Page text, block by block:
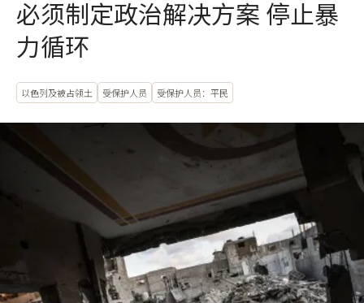
必须制定政治解决方案 停止暴
力循环
以色列及被占领土 受保护人员 受保护人员：平民